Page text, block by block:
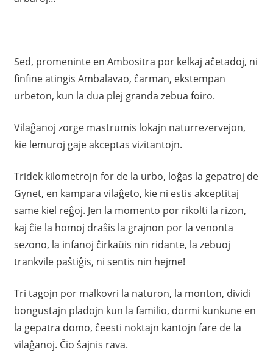
Sed, promeninte en Ambositra por kelkaj aĉetadoj, ni
finfine atingis Ambalavao, ĉarman, ekstempan
urbeton, kun la dua plej granda zebua foiro.
Vilaĝanoj zorge mastrumis lokajn naturrezervejon,
kie lemuroj gaje akceptas vizitantojn.
Tridek kilometrojn for de la urbo, loĝas la gepatroj de
Gynet, en kampara vilaĝeto, kie ni estis akceptitaj
same kiel reĝoj. Jen la momento por rikolti la rizon,
kaj ĉie la homoj draŝis la grajnon por la venonta
sezono, la infanoj ĉirkaŭis nin ridante, la zebuoj
trankvile paŝtiĝis, ni sentis nin hejme!
Tri tagojn por malkovri la naturon, la monton, dividi
bongustajn pladojn kun la familio, dormi kunkune en
la gepatra domo, ĉeesti noktajn kantojn fare de la
vilaĝanoj. Ĉio ŝajnis rava.